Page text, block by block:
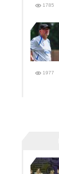
1785
1977